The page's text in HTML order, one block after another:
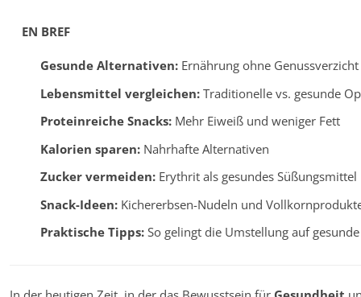
EN BREF
Gesunde Alternativen:Ernährung ohne Genussverzicht
Lebensmittel vergleichen:Traditionelle vs. gesunde
Proteinreiche Snacks:Mehr Eiweiß und weniger Fett
Kalorien sparen:Nahrhafte Alternativen
Zucker vermeiden:Erythrit als gesundes Süßungsmittel
Snack-Ideen:Kichererbsen-Nudeln und
Praktische Tipps:So gelingt die Umstellung auf